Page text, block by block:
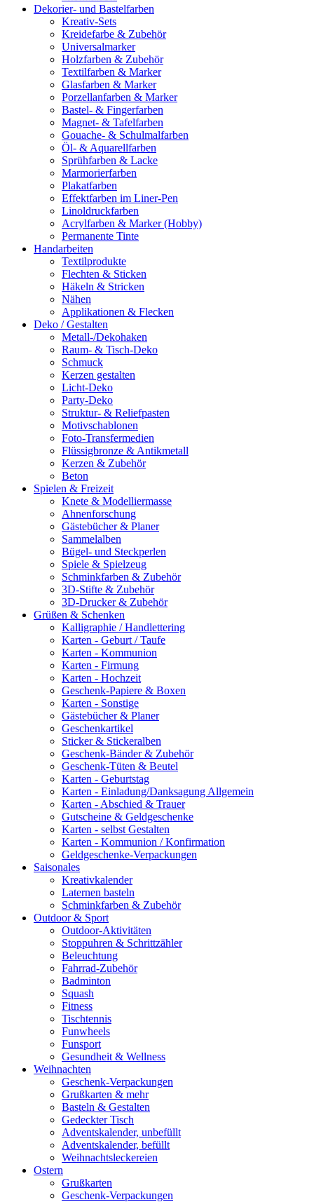
Dekorier- und Bastelfarben
Kreativ-Sets
Kreidefarbe & Zubehör
Universalmarker
Holzfarben & Zubehör
Textilfarben & Marker
Glasfarben & Marker
Porzellanfarben & Marker
Bastel- & Fingerfarben
Magnet- & Tafelfarben
Gouache- & Schulmalfarben
Öl- & Aquarellfarben
Sprühfarben & Lacke
Marmorierfarben
Plakatfarben
Effektfarben im Liner-Pen
Linoldruckfarben
Acrylfarben & Marker (Hobby)
Permanente Tinte
Handarbeiten
Textilprodukte
Flechten & Sticken
Häkeln & Stricken
Nähen
Applikationen & Flecken
Deko / Gestalten
Metall-/Dekohaken
Raum- & Tisch-Deko
Schmuck
Kerzen gestalten
Licht-Deko
Party-Deko
Struktur- & Reliefpasten
Motivschablonen
Foto-Transfermedien
Flüssigbronze & Antikmetall
Kerzen & Zubehör
Beton
Spielen & Freizeit
Knete & Modelliermasse
Ahnenforschung
Gästebücher & Planer
Sammelalben
Bügel- und Steckperlen
Spiele & Spielzeug
Schminkfarben & Zubehör
3D-Stifte & Zubehör
3D-Drucker & Zubehör
Grüßen & Schenken
Kalligraphie / Handlettering
Karten - Geburt / Taufe
Karten - Kommunion
Karten - Firmung
Karten - Hochzeit
Geschenk-Papiere & Boxen
Karten - Sonstige
Gästebücher & Planer
Geschenkartikel
Sticker & Stickeralben
Geschenk-Bänder & Zubehör
Geschenk-Tüten & Beutel
Karten - Geburtstag
Karten - Einladung/Danksagung Allgemein
Karten - Abschied & Trauer
Gutscheine & Geldgeschenke
Karten - selbst Gestalten
Karten - Kommunion / Konfirmation
Geldgeschenke-Verpackungen
Saisonales
Kreativkalender
Laternen basteln
Schminkfarben & Zubehör
Outdoor & Sport
Outdoor-Aktivitäten
Stoppuhren & Schrittzähler
Beleuchtung
Fahrrad-Zubehör
Badminton
Squash
Fitness
Tischtennis
Funwheels
Funsport
Gesundheit & Wellness
Weihnachten
Geschenk-Verpackungen
Grußkarten & mehr
Basteln & Gestalten
Gedeckter Tisch
Adventskalender, unbefüllt
Adventskalender, befüllt
Weihnachtsleckereien
Ostern
Grußkarten
Geschenk-Verpackungen